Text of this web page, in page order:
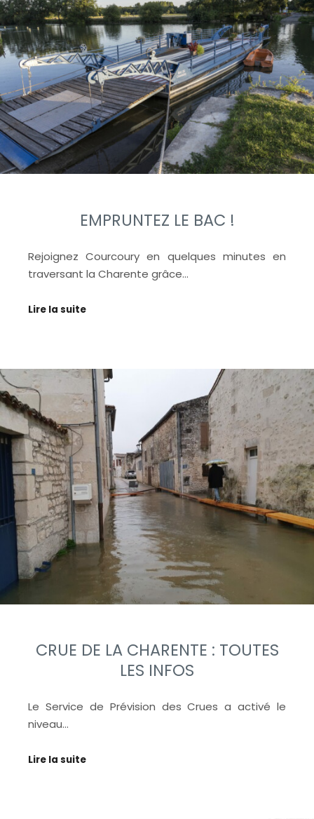
EMPRUNTEZ LE BAC !
Rejoignez Courcoury en quelques minutes en
traversant la Charente grâce…
Lire la suite
CRUE DE LA CHARENTE : TOUTES
LES INFOS
Le Service de Prévision des Crues a activé le
niveau…
Lire la suite